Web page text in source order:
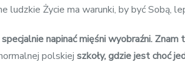
ludzkie Życie ma warunki, by być Sobą,
napinać mięśni wyobraźni.
polskiej szkoły, gdzie jest choć